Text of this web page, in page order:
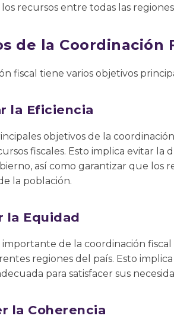
recursos entre todas las
de la Coordinación
fiscal tiene varios objetivos
la Eficiencia
objetivos de la
fiscales. Esto implica evitar
así como garantizar que los
la población.
la Equidad
de la coordinación
regiones del país. Esto
para satisfacer sus
la Coherencia